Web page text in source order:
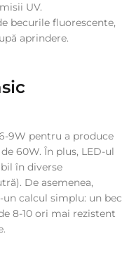
UV.
becurile fluorescente,
aprindere.
9W pentru a produce
60W. În plus, LED-ul
în diverse
De asemenea,
calcul simplu: un bec
8-10 ori mai rezistent